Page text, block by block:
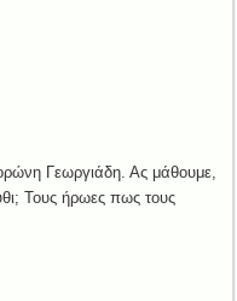
Γεωργιάδη. Ας μάθουμε,
Τους ήρωες πως τους